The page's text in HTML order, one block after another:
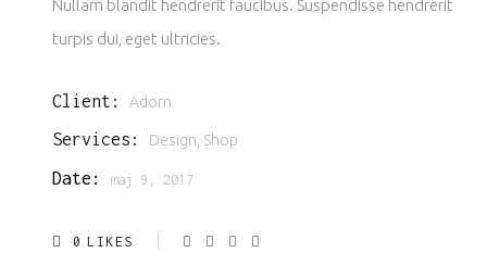
Nullam blandit hendrerit faucibus. Suspendisse hendrerit
turpis dui, eget ultricies.
Client: Adorn
Services: Design, Shop
Date: maj 9, 2017
0 LIKES